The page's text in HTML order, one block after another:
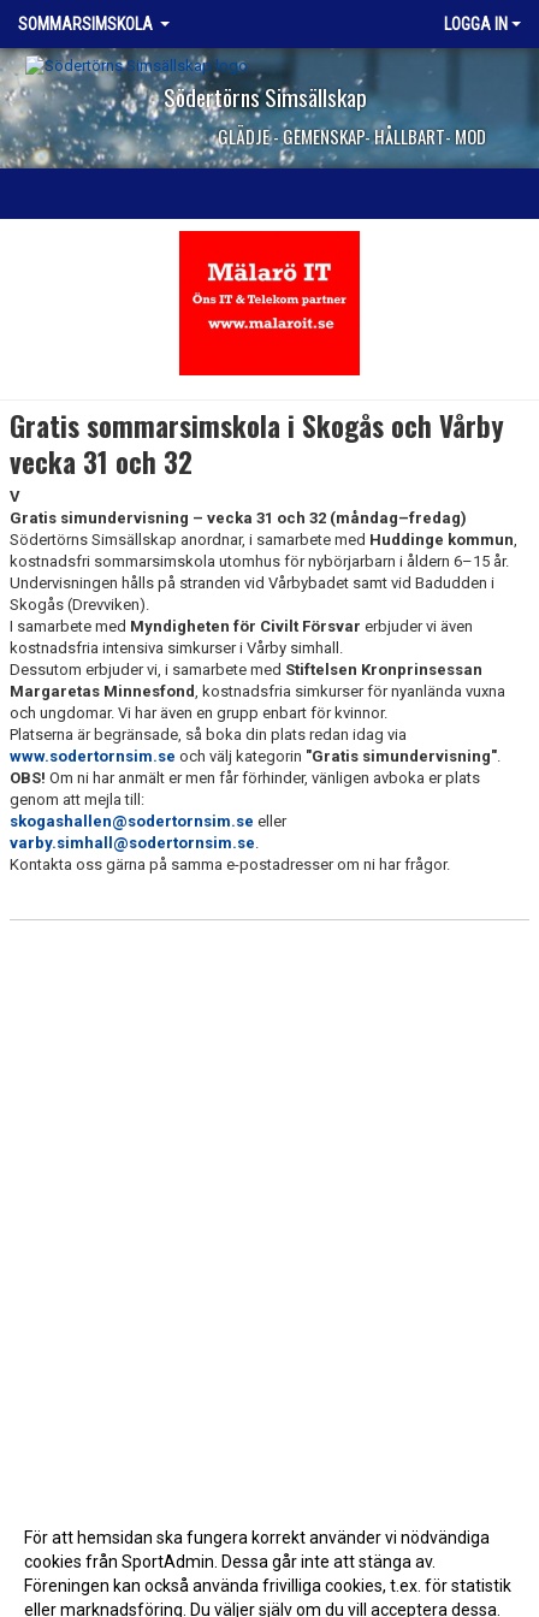
SOMMARSIMSKOLA LOGGA IN
Södertörns Simsällskap
GLÄDJE - GEMENSKAP- HÅLLBART- MOD
Gratis sommarsimskola i Skogås och Vårby
vecka 31 och 32
V
Gratis simundervisning – vecka 31 och 32 (måndag–fredag)
Södertörns Simsällskap anordnar, i samarbete med Huddinge kommun,
kostnadsfri sommarsimskola utomhus för nybörjarbarn i åldern 6–15 år.
Undervisningen hålls på stranden vid Vårbybadet samt vid Badudden i
Skogås (Drevviken).
I samarbete med Myndigheten för Civilt Försvar erbjuder vi även
kostnadsfria intensiva simkurser i Vårby simhall.
Dessutom erbjuder vi, i samarbete med Stiftelsen Kronprinsessan
Margaretas Minnesfond, kostnadsfria simkurser för nyanlända vuxna
och ungdomar. Vi har även en grupp enbart för kvinnor.
Platserna är begränsade, så boka din plats redan idag via
www.sodertornsim.se och välj kategorin "Gratis simundervisning".
OBS! Om ni har anmält er men får förhinder, vänligen avboka er plats
genom att mejla till:
skogashallen@sodertornsim.se eller
varby.simhall@sodertornsim.se.
Kontakta oss gärna på samma e-postadresser om ni har frågor.
För att hemsidan ska fungera korrekt använder vi nödvändiga
cookies från SportAdmin. Dessa går inte att stänga av.
Föreningen kan också använda frivilliga cookies, t.ex. för statistik
eller marknadsföring. Du väljer själv om du vill acceptera dessa.